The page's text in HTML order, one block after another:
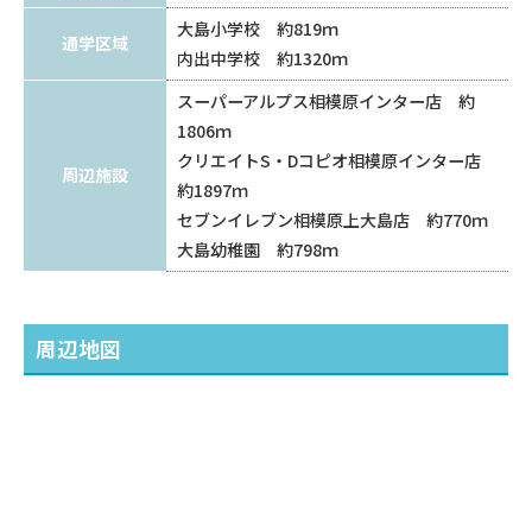
通学区域
大島小学校 約819ｍ
内出中学校 約1320ｍ
周辺施設
スーパーアルプス相模原インター店 約
1806ｍ
クリエイトS・Dコピオ相模原インター店
約1897ｍ
セブンイレブン相模原上大島店 約770ｍ
大島幼稚園 約798ｍ
周辺地図